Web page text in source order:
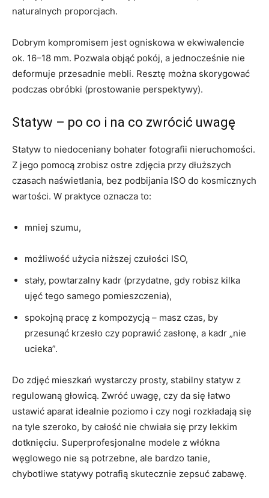
naturalnych proporcjach.
Dobrym kompromisem jest ogniskowa w ekwiwalencie
ok. 16–18 mm. Pozwala objąć pokój, a jednocześnie nie
deformuje przesadnie mebli. Resztę można skorygować
podczas obróbki (prostowanie perspektywy).
Statyw – po co i na co zwrócić uwagę
Statyw to niedoceniany bohater fotografii nieruchomości.
Z jego pomocą zrobisz ostre zdjęcia przy dłuższych
czasach naświetlania, bez podbijania ISO do kosmicznych
wartości. W praktyce oznacza to:
mniej szumu,
możliwość użycia niższej czułości ISO,
stały, powtarzalny kadr (przydatne, gdy robisz kilka
ujęć tego samego pomieszczenia),
spokojną pracę z kompozycją – masz czas, by
przesunąć krzesło czy poprawić zasłonę, a kadr „nie
ucieka”.
Do zdjęć mieszkań wystarczy prosty, stabilny statyw z
regulowaną głowicą. Zwróć uwagę, czy da się łatwo
ustawić aparat idealnie poziomo i czy nogi rozkładają się
na tyle szeroko, by całość nie chwiała się przy lekkim
dotknięciu. Superprofesjonalne modele z włókna
węglowego nie są potrzebne, ale bardzo tanie,
chybotliwe statywy potrafią skutecznie zepsuć zabawę.